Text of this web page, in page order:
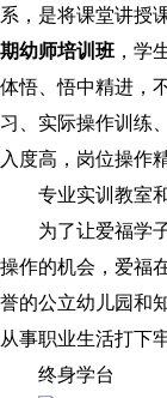
系，是将课堂讲授
期幼师培训班 ，学
体悟、悟中精进，
习、实际操作训练
入度高，岗位操作
专业实训教室
为了让爱福学
操作的机会，爱福
誉的公立幼儿园和
从事职业生活打下
终身学台